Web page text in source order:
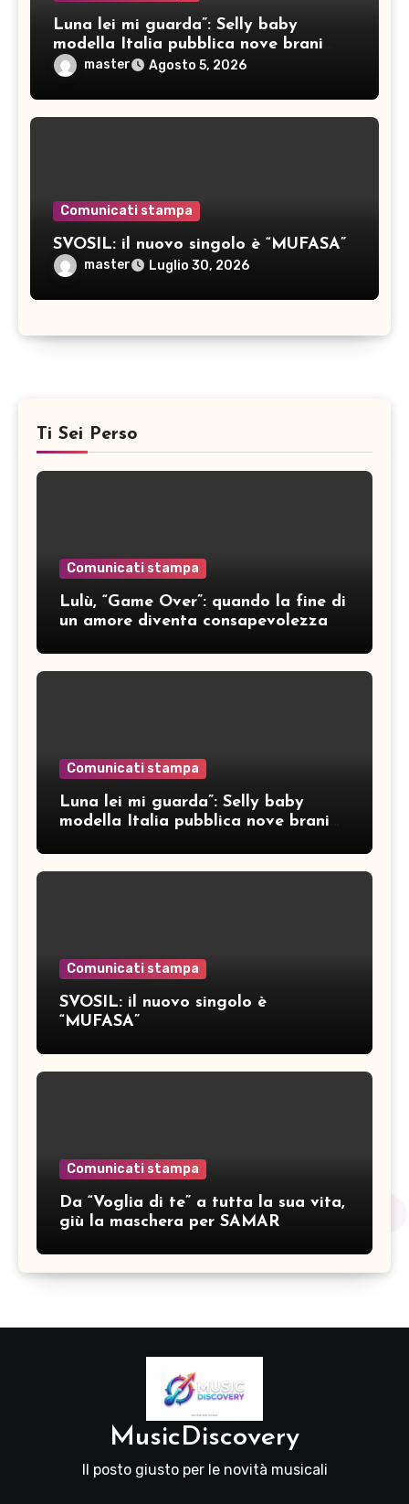
Luna lei mi guarda”: Selly baby
modella Italia pubblica nove brani
ineditimaster Agosto 5, 2026
Comunicati stampa
SVOSIL: il nuovo singolo è “MUFASA”
master Luglio 30, 2026
Ti Sei Perso
Comunicati stampa
Lulù, “Game Over”: quando la fine di
un amore diventa consapevolezza
Comunicati stampa
Luna lei mi guarda”: Selly baby
modella Italia pubblica nove brani
Comunicati stampa
SVOSIL: il nuovo singolo è
“MUFASA”
Comunicati stampa
Da “Voglia di te” a tutta la sua vita,
giù la maschera per SAMAR
MusicDiscovery
Il posto giusto per le novità musicali